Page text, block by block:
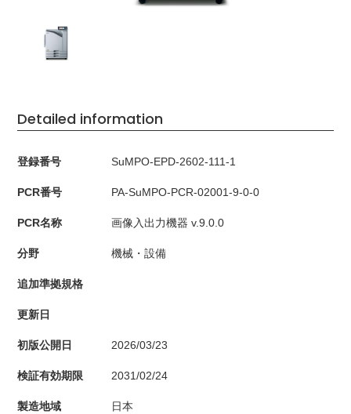
Detailed information
登録番号 SuMPO-EPD-2602-111-1
PCR番号 PA-SuMPO-PCR-02001-9-0-0
PCR名称 画像入出力機器 v.9.0.0
分野 機械・設備
追加準拠規格
更新日
初版公開日 2026/03/23
検証有効期限 2031/02/24
製造地域 日本